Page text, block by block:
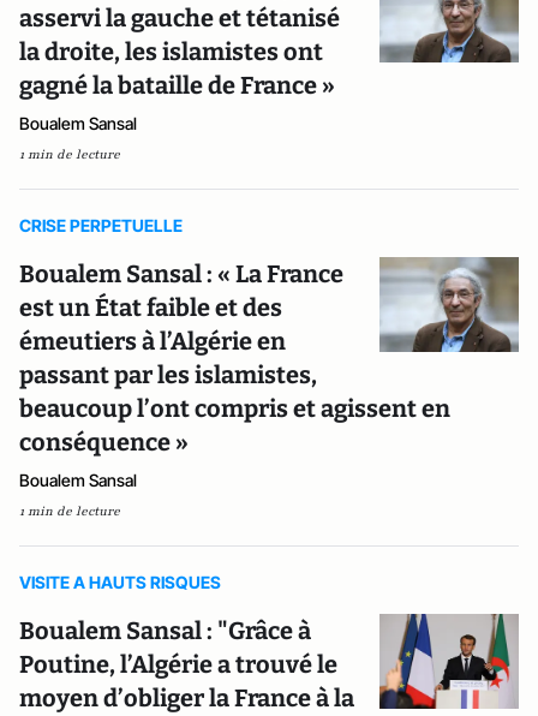
asservi la gauche et tétanisé
la droite, les islamistes ont
gagné la bataille de France »
Boualem Sansal
1 min de lecture
CRISE PERPETUELLE
Boualem Sansal : « La France
est un État faible et des
émeutiers à l’Algérie en
passant par les islamistes,
beaucoup l’ont compris et agissent en
conséquence »
Boualem Sansal
1 min de lecture
VISITE A HAUTS RISQUES
Boualem Sansal : "Grâce à
Poutine, l’Algérie a trouvé le
moyen d’obliger la France à la